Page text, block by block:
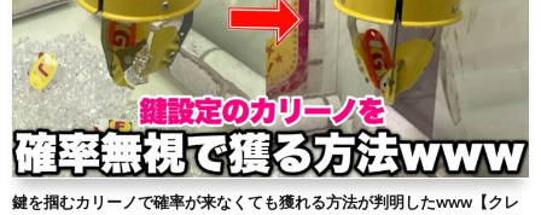
鍵を掴むカリーノで確率が来なくても獲れる方法が判明したwww【クレ